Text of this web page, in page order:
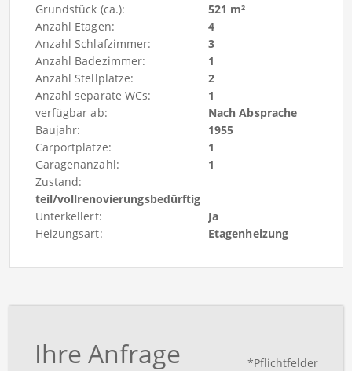
Grundstück (ca.):
521 m²
Anzahl Etagen:
4
Anzahl Schlafzimmer:
3
Anzahl Badezimmer:
1
Anzahl Stellplätze:
2
Anzahl separate WCs:
1
verfügbar ab:
Nach Absprache
Baujahr:
1955
Carportplätze:
1
Garagenanzahl:
1
Zustand:
teil/vollrenovierungsbedürftig
Unterkellert:
Ja
Heizungsart:
Etagenheizung
*Pflichtfelder
Ihre Anfrage